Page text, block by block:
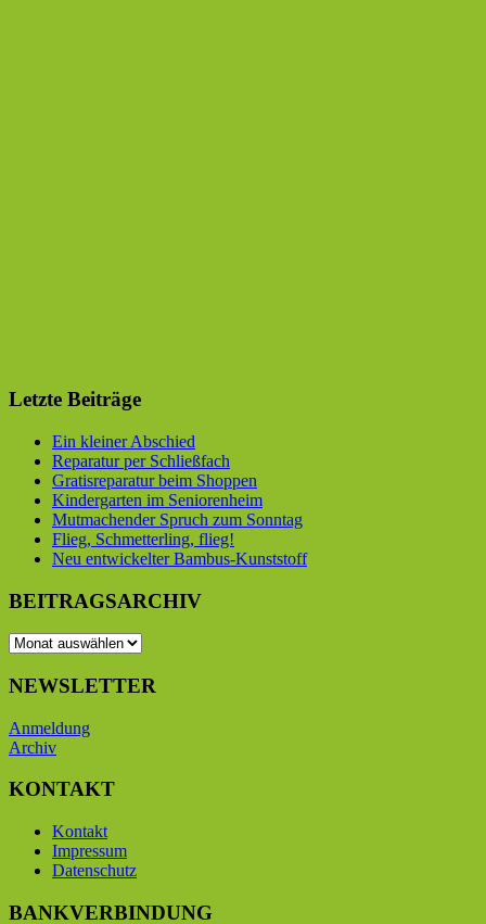
Letzte Beiträge
Ein kleiner Abschied
Reparatur per Schließfach
Gratisreparatur beim Shoppen
Kindergarten im Seniorenheim
Mutmachender Spruch zum Sonntag
Flieg, Schmetterling, flieg!
Neu entwickelter Bambus-Kunststoff
BEITRAGSARCHIV
BEITRAGSARCHIV
NEWSLETTER
Anmeldung
Archiv
KONTAKT
Kontakt
Impressum
Datenschutz
BANKVERBINDUNG